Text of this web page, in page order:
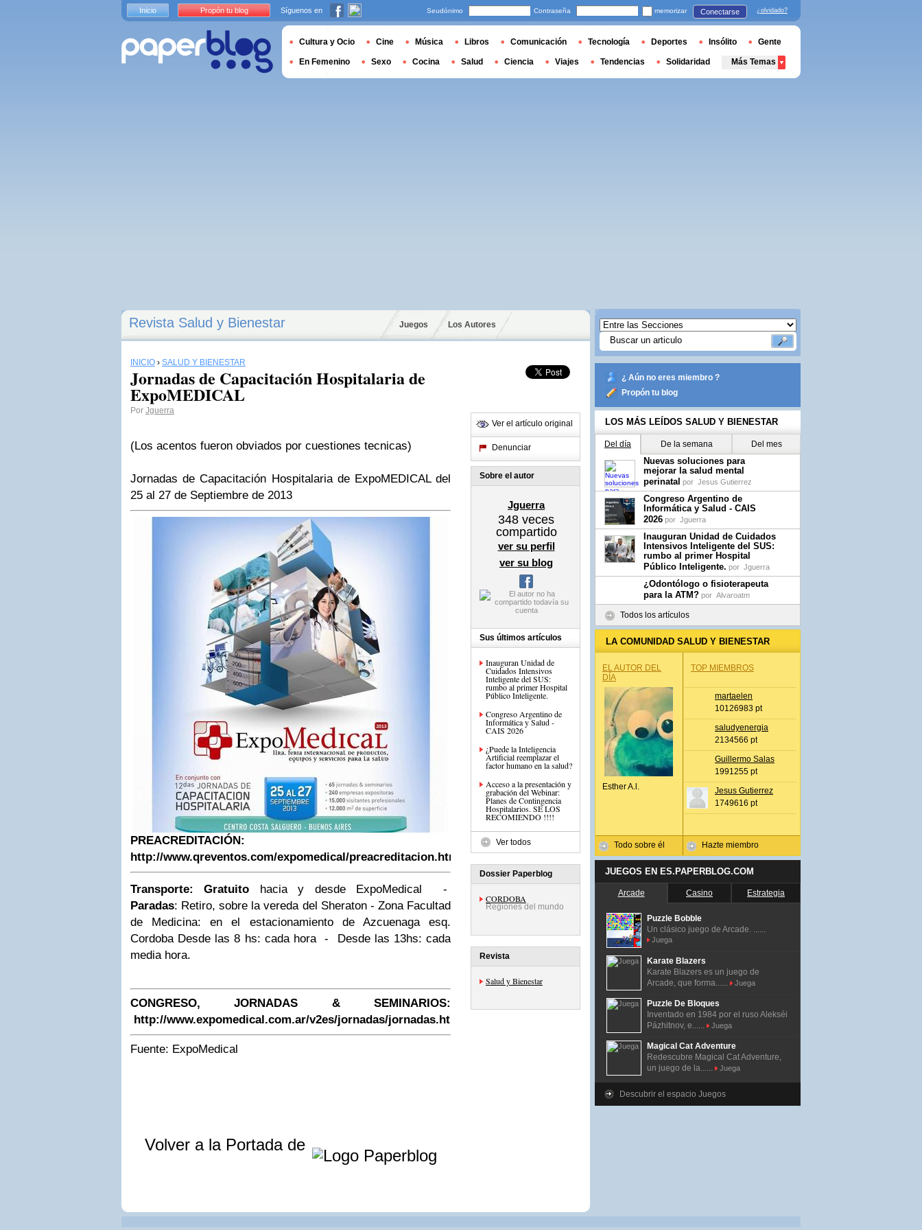
Revista Salud y Bienestar Juegos Los Autores
INICIO › SALUD Y BIENESTAR
Jornadas de Capacitación Hospitalaria de
ExpoMEDICAL
Por Jguerra
(Los acentos fueron obviados por cuestiones tecnicas)
Jornadas de Capacitación Hospitalaria de ExpoMEDICAL del
25 al 27 de Septiembre de 2013
PREACREDITACIÓN:
http://www.qreventos.com/expomedical/preacreditacion.html
Transporte: Gratuito hacia y desde ExpoMedical -
Paradas: Retiro, sobre la vereda del Sheraton- Zona Facultad
de Medicina: en el estacionamiento de Azcuenaga esq.
Cordoba Desde las 8 hs: cada hora- Desde las 13hs: cada
media hora.
CONGRESO, JORNADAS & SEMINARIOS:
http://www.expomedical.com.ar/v2es/jornadas/jornadas.html
Fuente: ExpoMedical
Volver a la Portada de
Ver el artículo original
Denunciar
Sobre el autor
Jguerra
348 veces
compartido
ver su perfil
ver su blog
Sus últimos artículos
Inauguran Unidad de
Cuidados Intensivos
Inteligente del SUS:
rumbo al primer Hospital
Público Inteligente.
Congreso Argentino de
Informática y Salud -
CAIS 2026
¿Puede la Inteligencia
Artificial reemplazar el
factor humano en la salud?
Acceso a la presentación y
grabación del Webinar:
Planes de Contingencia
Hospitalarios. SE LOS
RECOMIENDO !!!!
Ver todos
Dossier Paperblog
CORDOBA
Regiones del mundo
Revista
Salud y Bienestar
¿ Aún no eres miembro ?
Propón tu blog
LOS MÁS LEÍDOS SALUD Y BIENESTAR
Del día De la semana Del mes
Nuevas soluciones para
mejorar la salud mental
perinatal por Jesus Gutierrez
Congreso Argentino de
Informática y Salud - CAIS
2026 por Jguerra
Inauguran Unidad de Cuidados
Intensivos Inteligente del SUS:
rumbo al primer Hospital
Público Inteligente. por Jguerra
¿Odontólogo o fisioterapeuta
para la ATM? por Alvaroatm
Todos los artículos
LA COMUNIDAD SALUD Y BIENESTAR
EL AUTOR DEL
DÍA
Esther A.l.
Todo sobre él
TOP MIEMBROS
martaelen
10126983 pt
saludyenergia
2134566 pt
Guillermo Salas
1991255 pt
Jesus Gutierrez
1749616 pt
Hazte miembro
JUEGOS EN ES.PAPERBLOG.COM
Arcade Casino Estrategia
Puzzle Bobble
Un clásico juego de Arcade. ......
Juega
Karate Blazers
Karate Blazers es un juego de
Arcade, que forma......
Juega
Puzzle De Bloques
Inventado en 1984 por el ruso Alekséi
Pázhitnov, e......
Juega
Magical Cat Adventure
Redescubre Magical Cat Adventure,
un juego de la......
Juega
Descubrir el espacio Juegos
Inicio Propón tu blog Síguenos en Seudónimo Contraseña memorizar Conectarse ¿olvidado?
Cultura y Ocio Cine Música Libros Comunicación Tecnología Deportes Insólito Gente
En Femenino Sexo Cocina Salud Ciencia Viajes Tendencias Solidaridad Más Temas